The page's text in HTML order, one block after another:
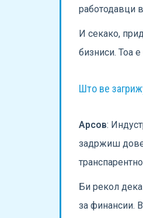
работодавци
И секако,
бизниси. Тоа е
Што ве
Арсов:
задржиш
Би рекол дека
за финансии.